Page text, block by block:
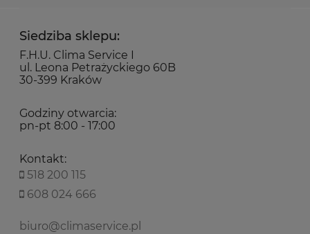
Siedziba sklepu:
F.H.U. Clima Service I
ul. Leona Petrażyckiego 60B
30-399 Kraków
Godziny otwarcia:
pn-pt 8:00 - 17:00
Kontakt:
518 200 115
608 024 666
biuro@climaservice.pl